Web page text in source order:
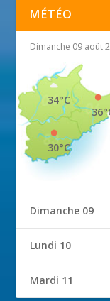
MÉTÉO
Dimanche 09 août
34°C
30°C
Dimanche 09
Lundi 10
Mardi 11